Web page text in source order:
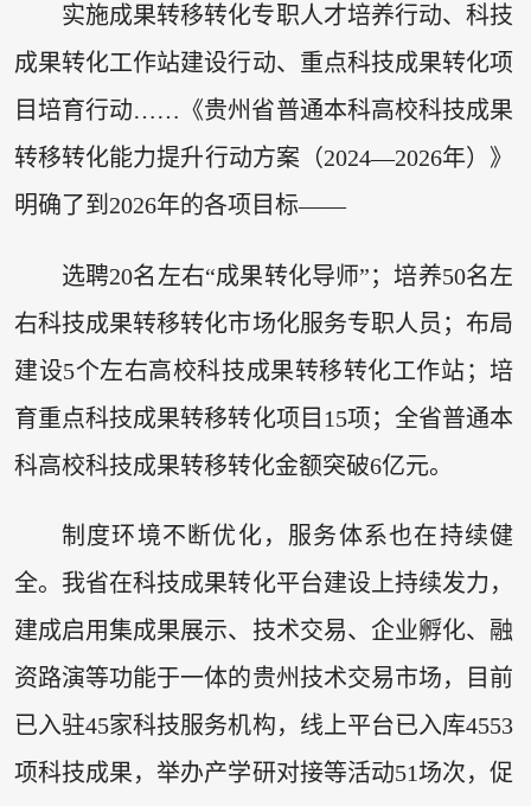
实施成果转移转化专职人才培养行动、科技
成果转化工作站建设行动、重点科技成果转化项
目培育行动……《贵州省普通本科高校科技成果
转移转化能力提升行动方案（2024—2026年）》
明确了到2026年的各项目标——
选聘20名左右“成果转化导师”；培养50名左
右科技成果转移转化市场化服务专职人员；布局
建设5个左右高校科技成果转移转化工作站；培
育重点科技成果转移转化项目15项；全省普通本
科高校科技成果转移转化金额突破6亿元。
制度环境不断优化，服务体系也在持续健
全。我省在科技成果转化平台建设上持续发力，
建成启用集成果展示、技术交易、企业孵化、融
资路演等功能于一体的贵州技术交易市场，目前
已入驻45家科技服务机构，线上平台已入库4553
项科技成果，举办产学研对接等活动51场次，促